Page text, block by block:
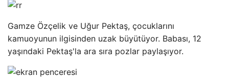
Gamze Özçelik ve Uğur Pektaş, çocuklarını
kamuoyunun ilgisinden uzak büyütüyor. Babası, 12
yaşındaki Pektaş'la ara sıra pozlar paylaşıyor.